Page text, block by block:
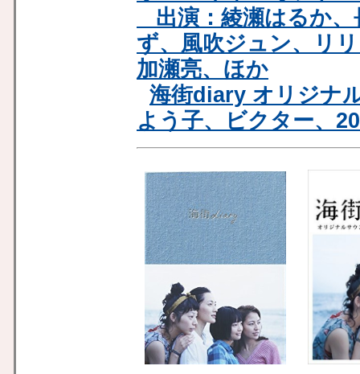
出演：綾瀬はるか、
ず、風吹ジュン、リ
加瀬亮、ほか
海街diary オリジナ
よう子、ビクター、